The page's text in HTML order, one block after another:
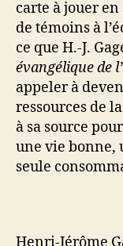
carte à jouer
de témoins à
ce que H.-J.
évangélique de
appeler à
ressources de
à sa source
une vie bonne,
seule